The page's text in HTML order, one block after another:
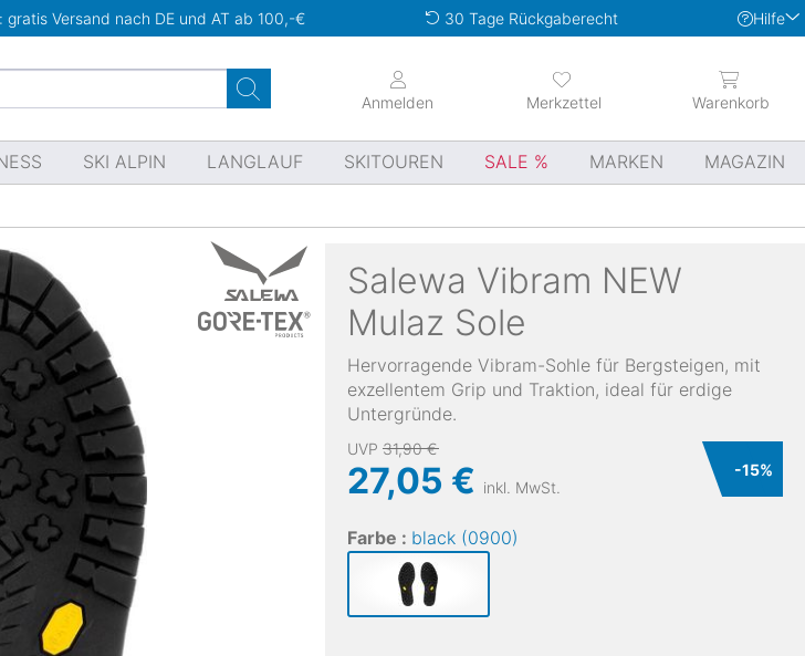
gratis Versand nach DE und AT ab 100,-€ 30 Tage Rückgaberecht Hilfe
Merkzettel
Anmelden Warenkorb
SKI ALPIN LANGLAUF SKITOUREN SALE MARKEN MAGAZIN
Salewa Vibram NEW
Mulaz Sole
Hervorragende Vibram-Sohle für Bergsteigen, mit
exzellentem Grip und Traktion, ideal für erdige
Untergründe.
UVP 31,90 €
27,05 € inkl. MwSt.
-15%
Farbe : black (0900)